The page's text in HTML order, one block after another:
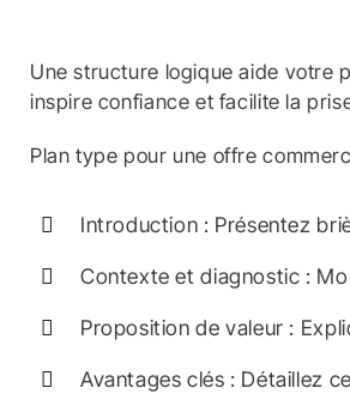
Une structure logique aide votre
inspire confiance et facilite la
Plan type pour une offre
Introduction : Présentez
Contexte et diagnostic :
Proposition de valeur :
Avantages clés : Détaillez